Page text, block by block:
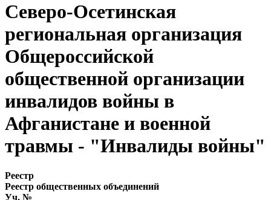
Северо-Осетинская
региональная организация
Общероссийской
общественной организации
инвалидов войны в
Афганистане и военной
травмы - "Инвалиды войны"
Реестр
Реестр общественных объединений
Уч. №